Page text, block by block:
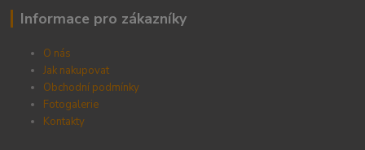
Informace pro zákazníky
O nás
Jak nakupovat
Obchodní podmínky
Fotogalerie
Kontakty